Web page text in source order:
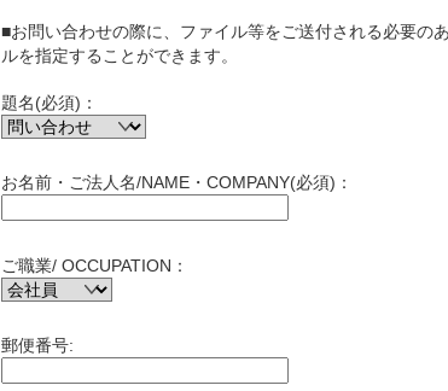
■お問い合わせの際に、ファイル等をご送付される必要の
ルを指定することができます。
題名(必須)：
お名前・ご法人名/NAME・COMPANY(必須)：
ご職業/ OCCUPATION：
郵便番号: